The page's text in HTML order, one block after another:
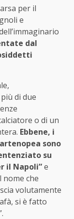
per il
e
dal
di due
o di un
Ebbene, i
sono
su
il Napoli”e
nome che
volutamente
si è fatto